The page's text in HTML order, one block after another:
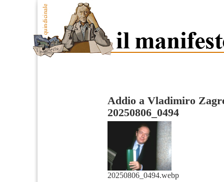
Addio a Vladimiro
20250806_0494
20250806_0494.webp